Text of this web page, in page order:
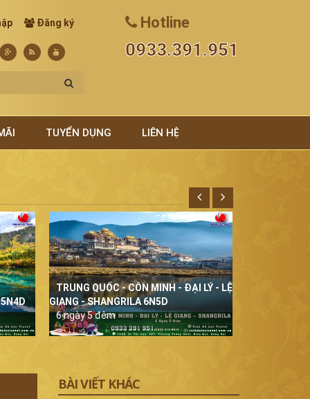
Đăng ký Hotline
0933.391.951
TUYỂN DỤNG LIÊN HỆ
TRUNG QUỐC - CÔN MINH - ĐẠI LÝ - LỆ
GIANG - SHANGRILA 6N5D
6 ngày 5 đêm
BÀI VIẾT KHÁC